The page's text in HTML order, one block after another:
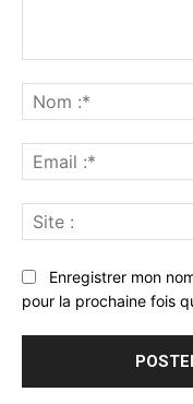
Enregistrer mon
pour la prochaine fois